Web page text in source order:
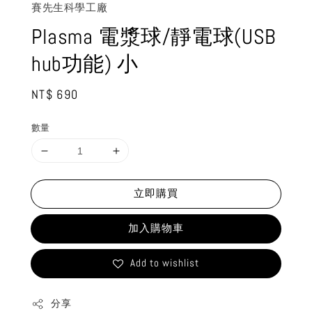
賽先生科學工廠
Plasma 電漿球/靜電球(USB
hub功能) 小
Regular
NT$ 690
數量
立即購買
加入購物車
Add to wishlist
分享